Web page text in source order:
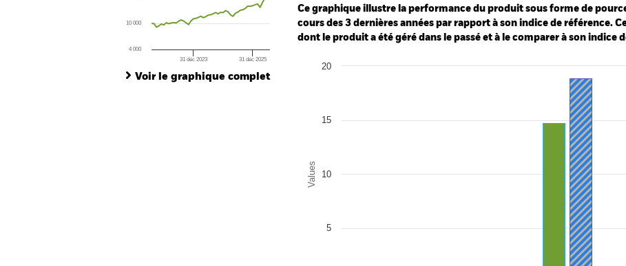
The chart has 1 Y axis displaying values. Range: -60 to 120.
31 déc 2023 31 déc 2025
4 000
10 000
Voir le graphique complet
Ce graphique illustre la performance du produit sous forme de
cours des 3 dernières années par rapport à son indice de référence.
dont le produit a été géré dans le passé et à le comparer à son indice
Chart
Bar chart with 2 data series.
Values
5
10
15
20